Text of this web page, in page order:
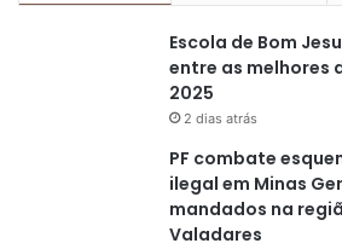
Escola de Bom
entre as melhores
2025
2 dias atrás
PF combate
ilegal em Minas
mandados na
Valadares